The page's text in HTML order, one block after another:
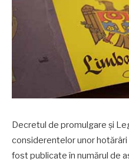
Decretul de promulgare și
considerentelor unor
fost publicate în numărul de